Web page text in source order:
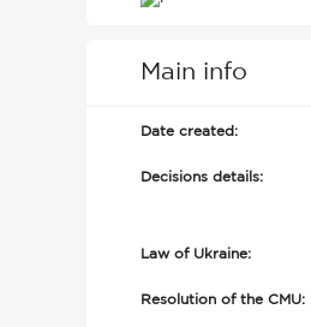
Main info
Date created:
Decisions details:
Law of Ukraine:
Resolution of the CMU: